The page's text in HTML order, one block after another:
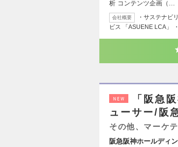
析 コンテンツ企画（…
会社概要
・サステナビ
ビス 「ASUENE LCA」
NEW
「阪急
ューサー/阪
その他、マーケ
阪急阪神ホールディ